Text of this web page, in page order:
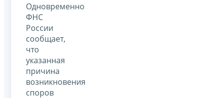
Одновременно
ФНС
России
сообщает,
что
указанная
причина
возникновения
споров